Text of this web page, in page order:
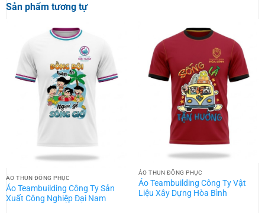
Sản phẩm tương tự
ÁO THUN ĐỒNG PHỤC
Áo Teambuilding Công Ty Sản
Xuất Công Nghiệp Đại Nam
ÁO THUN ĐỒNG PHỤC
Áo Teambuilding Công Ty Vật
Liệu Xây Dựng Hòa Bình